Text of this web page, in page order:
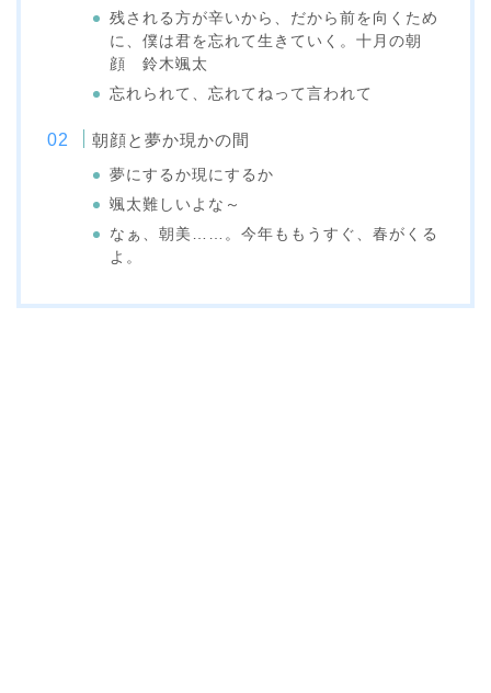
残される方が辛いから、だから前を向くため
に、僕は君を忘れて生きていく。十月の朝
顔 鈴木颯太
忘れられて、忘れてねって言われて
朝顔と夢か現かの間
夢にするか現にするか
颯太難しいよな～
なぁ、朝美……。今年ももうすぐ、春がくる
よ。